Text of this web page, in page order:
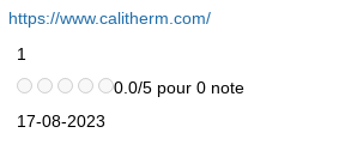
https://www.calitherm.com/
1
0.0/5 pour 0 note
17-08-2023